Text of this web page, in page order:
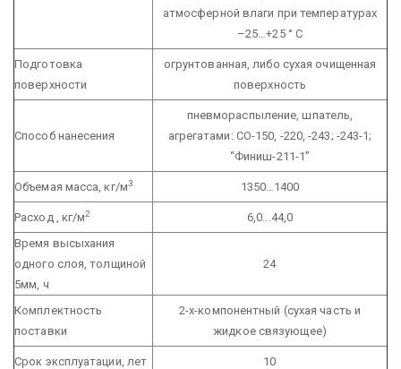
атмосферной влаги при температурах
–25…+25 ° С
Подготовка
поверхности
огрунтованная, либо сухая очищенная
поверхность
Способ нанесения
пневмораспыление, шпатель,
агрегатами: СО-150, -220, -243; -243-1;
“Финиш-211-1”
Объемая масса, кг/м3 1350…1400
Расход , кг/м2
6,0...44,0
Время высыхания
одного слоя, толщиной
5мм, ч
24
Комплектность
поставки
2-х-компонентный (сухая часть и
жидкое связующее)
Срок эксплуатации, лет 10